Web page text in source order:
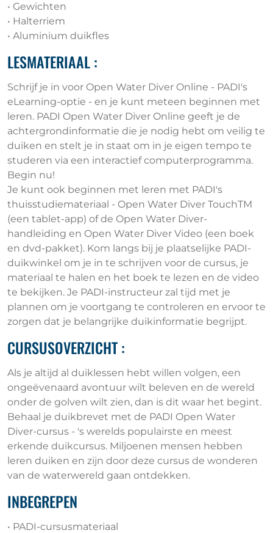
• Gewichten
• Halterriem
• Aluminium duikfles
LESMATERIAAL :
Schrijf je in voor Open Water Diver Online - PADI's
eLearning-optie - en je kunt meteen beginnen met
leren. PADI Open Water Diver Online geeft je de
achtergrondinformatie die je nodig hebt om veilig te
duiken en stelt je in staat om in je eigen tempo te
studeren via een interactief computerprogramma.
Begin nu!
Je kunt ook beginnen met leren met PADI's
thuisstudiemateriaal - Open Water Diver TouchTM
(een tablet-app) of de Open Water Diver-
handleiding en Open Water Diver Video (een boek
en dvd-pakket). Kom langs bij je plaatselijke PADI-
duikwinkel om je in te schrijven voor de cursus, je
materiaal te halen en het boek te lezen en de video
te bekijken. Je PADI-instructeur zal tijd met je
plannen om je voortgang te controleren en ervoor te
zorgen dat je belangrijke duikinformatie begrijpt.
CURSUSOVERZICHT :
Als je altijd al duiklessen hebt willen volgen, een
ongeëvenaard avontuur wilt beleven en de wereld
onder de golven wilt zien, dan is dit waar het begint.
Behaal je duikbrevet met de PADI Open Water
Diver-cursus - 's werelds populairste en meest
erkende duikcursus. Miljoenen mensen hebben
leren duiken en zijn door deze cursus de wonderen
van de waterwereld gaan ontdekken.
INBEGREPEN
• PADI-cursusmateriaal